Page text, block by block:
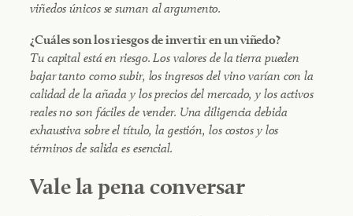
viñedos únicos se suman al argumento.
¿Cuáles son los riesgos de invertir en un viñedo?
Tu capital está en riesgo. Los valores de la tierra pueden
bajar tanto como subir, los ingresos del vino varían con la
calidad de la añada y los precios del mercado, y los activos
reales no son fáciles de vender. Una diligencia debida
exhaustiva sobre el título, la gestión, los costos y los
términos de salida es esencial.
Vale la pena conversar